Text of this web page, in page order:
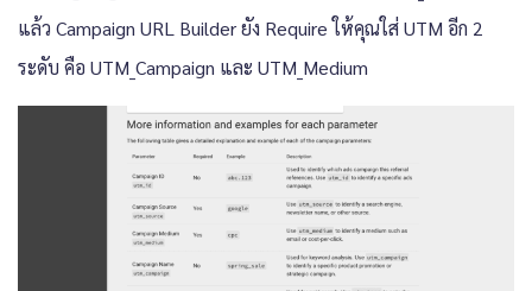
แล้ว Campaign URL Builder ยัง Require ให้คุณใส่ UTM อีก 2
ระดับ คือ UTM_Campaign และ UTM_Medium